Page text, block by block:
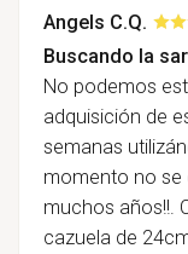
Angels C.Q.
Buscando la
No podemos
adquisición de
semanas
momento no se
muchos años!!.
cazuela de